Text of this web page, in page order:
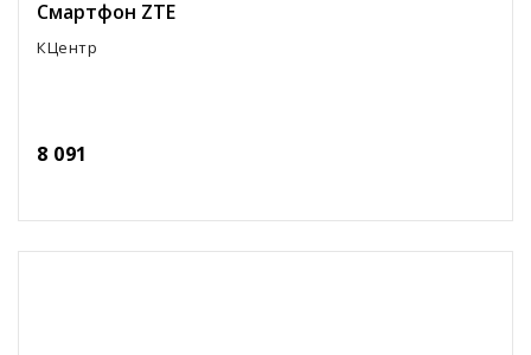
Смартфон ZTE
КЦентр
8 091